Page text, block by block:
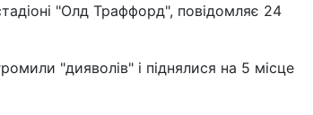
"Олд Траффорд", повідомляє 24
"дияволів" і піднялися на 5 місце